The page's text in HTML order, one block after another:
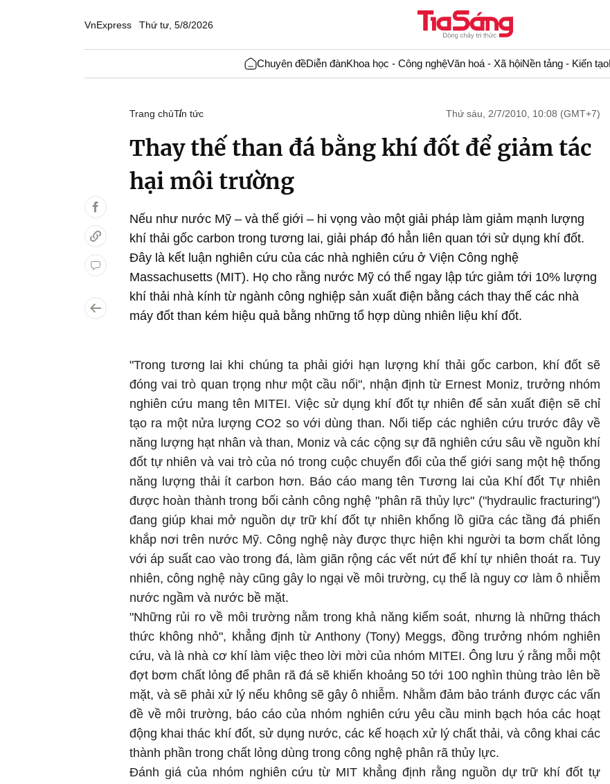
VnExpress Thứ tư, 5/8/2026
Chuyên đềDiễn đànKhoa học - Công nghệVăn hoá - Xã hộiNền tảng - Kiến tạo
Trang chủTin tức Thứ sáu, 2/7/2010, 10:08 (GMT+7)
Thay thế than đá bằng khí đốt để giảm tác
hại môi trường
Nếu như nước Mỹ – và thế giới – hi vọng vào một giải pháp làm giảm mạnh lượng
khí thải gốc carbon trong tương lai, giải pháp đó hẳn liên quan tới sử dụng khí đốt.
Đây là kết luận nghiên cứu của các nhà nghiên cứu ở Viện Công nghệ
Massachusetts (MIT). Họ cho rằng nước Mỹ có thể ngay lập tức giảm tới 10% lượng
khí thải nhà kính từ ngành công nghiệp sản xuất điện bằng cách thay thế các nhà
máy đốt than kém hiệu quả bằng những tổ hợp dùng nhiên liệu khí đốt.
"Trong tương lai khi chúng ta phải giới hạn lượng khí thải gốc carbon, khí đốt sẽ
đóng vai trò quan trọng như một cầu nối", nhận định từ Ernest Moniz, trưởng nhóm
nghiên cứu mang tên MITEI. Việc sử dụng khí đốt tự nhiên để sản xuất điện sẽ chỉ
tạo ra một nửa lượng CO2 so với dùng than. Nối tiếp các nghiên cứu trước đây về
năng lượng hạt nhân và than, Moniz và các cộng sự đã nghiên cứu sâu về nguồn khí
đốt tự nhiên và vai trò của nó trong cuộc chuyển đổi của thế giới sang một hệ thống
năng lượng thải ít carbon hơn. Báo cáo mang tên Tương lai của Khí đốt Tự nhiên
được hoàn thành trong bối cảnh công nghệ "phân rã thủy lực" ("hydraulic fracturing")
đang giúp khai mở nguồn dự trữ khí đốt tự nhiên khổng lồ giữa các tầng đá phiến
khắp nơi trên nước Mỹ. Công nghệ này được thực hiện khi người ta bơm chất lỏng
với áp suất cao vào trong đá, làm giãn rộng các vết nứt để khí tự nhiên thoát ra. Tuy
nhiên, công nghệ này cũng gây lo ngại về môi trường, cụ thể là nguy cơ làm ô nhiễm
nước ngầm và nước bề mặt.
"Những rủi ro về môi trường nằm trong khả năng kiểm soát, nhưng là những thách
thức không nhỏ", khẳng định từ Anthony (Tony) Meggs, đồng trưởng nhóm nghiên
cứu, và là nhà cơ khí làm việc theo lời mời của nhóm MITEI. Ông lưu ý rằng mỗi một
đợt bơm chất lỏng để phân rã đá sẽ khiến khoảng 50 tới 100 nghìn thùng trào lên bề
mặt, và sẽ phải xử lý nếu không sẽ gây ô nhiễm. Nhằm đảm bảo tránh được các vấn
đề về môi trường, báo cáo của nhóm nghiên cứu yêu cầu minh bạch hóa các hoạt
động khai thác khí đốt, sử dụng nước, các kế hoạch xử lý chất thải, và công khai các
thành phần trong chất lỏng dùng trong công nghệ phân rã thủy lực.
Đánh giá của nhóm nghiên cứu từ MIT khẳng định rằng nguồn dự trữ khí đốt tự